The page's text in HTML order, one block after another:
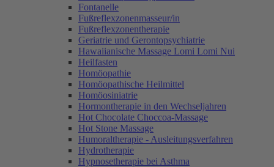
Fontanelle
Fußreflexzonenmasseur/in
Fußreflexzonentherapie
Geriatrie und Gerontopsychiatrie
Hawaiianische Massage Lomi Lomi Nui
Heilfasten
Homöopathie
Homöopathische Heilmittel
Homöosiniatrie
Hormontherapie in den Wechseljahren
Hot Chocolate Choccoa-Massage
Hot Stone Massage
Humoraltherapie - Ausleitungsverfahren
Hydrotherapie
Hypnosetherapie bei Asthma